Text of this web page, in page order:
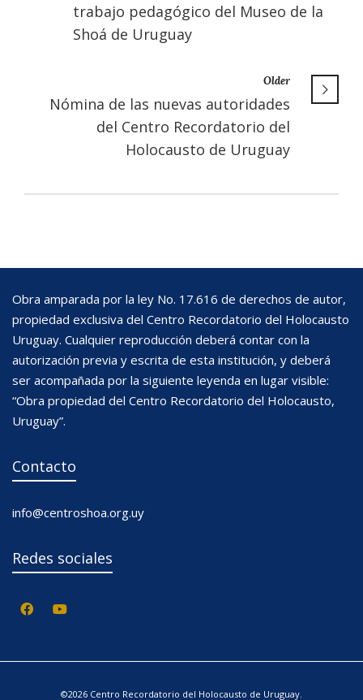
trabajo pedagógico del Museo de la
Shoá de Uruguay
Older
Nómina de las nuevas autoridades
del Centro Recordatorio del
Holocausto de Uruguay
Obra amparada por la ley No. 17.616 de derechos de autor,
propiedad exclusiva del Centro Recordatorio del Holocausto
Uruguay. Cualquier reproducción deberá contar con la
autorización previa y escrita de esta institución, y deberá
ser acompañada por la siguiente leyenda en lugar visible:
“Obra propiedad del Centro Recordatorio del Holocausto,
Uruguay”.
Contacto
info@centroshoa.org.uy
Redes sociales
©2026 Centro Recordatorio del Holocausto de Uruguay.